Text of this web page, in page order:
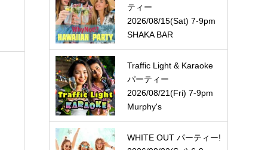
ティー
2026/08/15(Sat) 7-9pm
SHAKA BAR
Traffic Light & Karaoke
パーティー
2026/08/21(Fri) 7-9pm
Murphy's
WHITE OUT パーティー!